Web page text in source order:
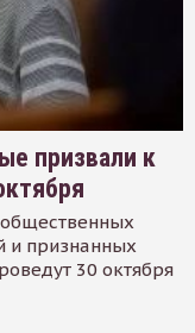
призвали к
и признанных
30 октября